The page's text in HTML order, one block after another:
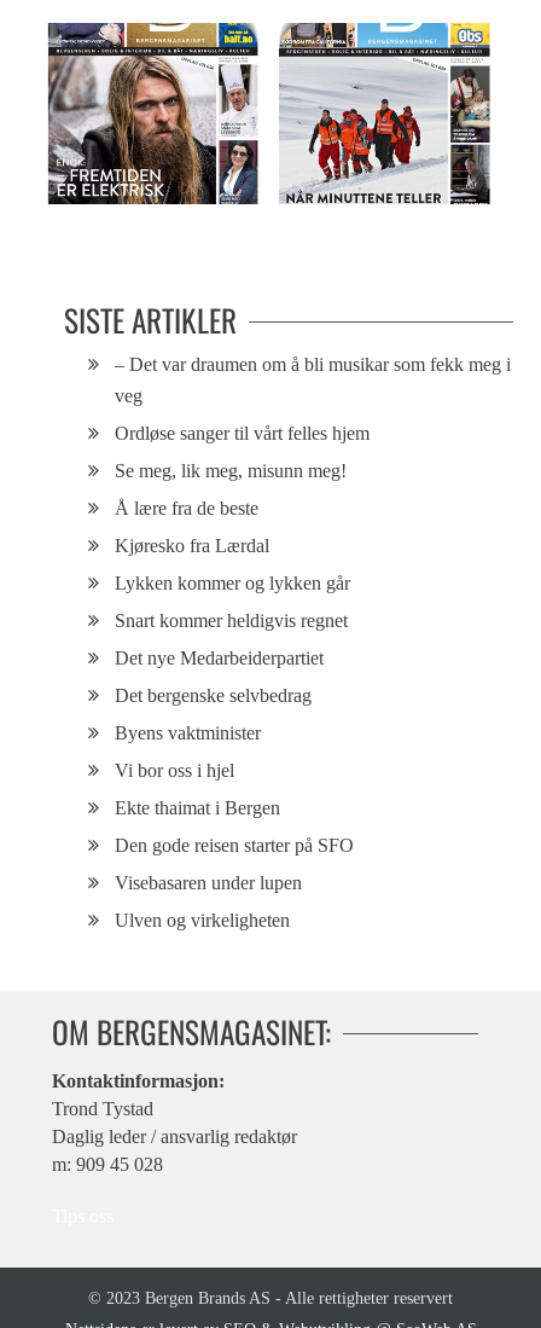
SISTE ARTIKLER
– Det var draumen om å bli musikar som fekk meg i
veg
Ordløse sanger til vårt felles hjem
Se meg, lik meg, misunn meg!
Å lære fra de beste
Kjøresko fra Lærdal
Lykken kommer og lykken går
Snart kommer heldigvis regnet
Det nye Medarbeiderpartiet
Det bergenske selvbedrag
Byens vaktminister
Vi bor oss i hjel
Ekte thaimat i Bergen
Den gode reisen starter på SFO
Visebasaren under lupen
Ulven og virkeligheten
OM BERGENSMAGASINET:
Kontaktinformasjon:
Trond Tystad
Daglig leder / ansvarlig redaktør
m: 909 45 028
© 2023 Bergen Brands AS - Alle rettigheter reservert